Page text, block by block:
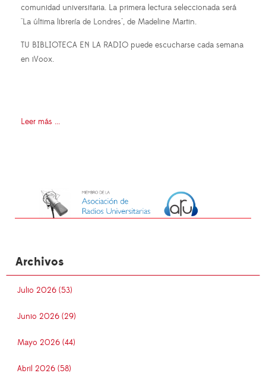
comunidad universitaria. La primera lectura seleccionada será
"La última librería de Londres", de Madeline Martin.
TU BIBLIOTECA EN LA RADIO puede escucharse cada semana
en iVoox.
Leer más ...
Archivos
Julio 2026 (53)
Junio 2026 (29)
Mayo 2026 (44)
Abril 2026 (58)